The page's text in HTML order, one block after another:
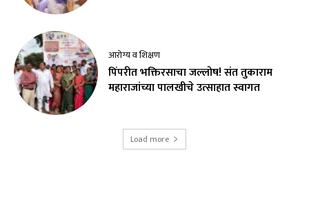
आरोग्य व शिक्षण
पिंपरीत भक्तिरसाचा जल्लोष! संत तुकाराम
महाराजांच्या पालखीचे उत्साहात स्वागत
Load more